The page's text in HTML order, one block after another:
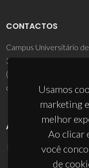
Usamos
marketing
melhor
Ao clicar
você
de
CONTACTOS
Campus Universitário
3810-193 Aveiro -
(+351) 234 370 200
ciceco@ua.pt
APOIOS